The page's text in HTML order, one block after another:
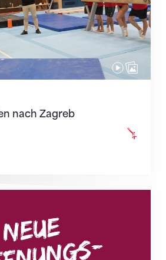
nach Zagreb
ab 1. August 2026